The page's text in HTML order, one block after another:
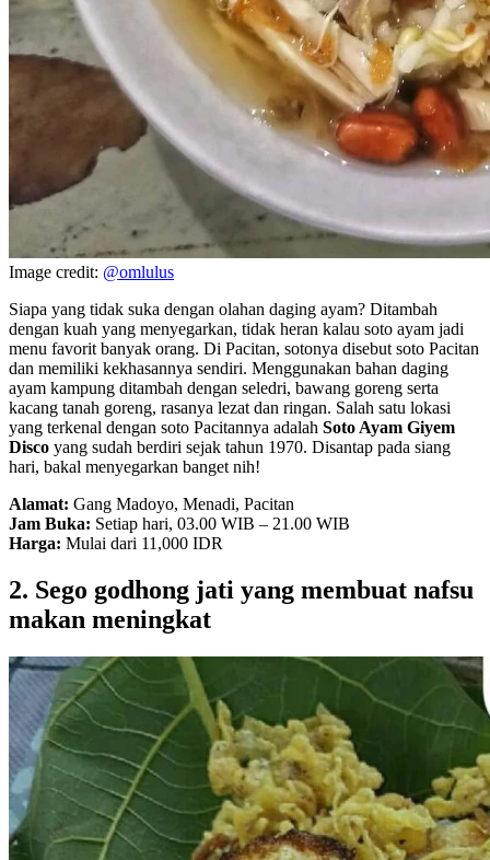
Image credit: @omlulus
Siapa yang tidak suka dengan olahan daging ayam? Ditambah
dengan kuah yang menyegarkan, tidak heran kalau soto ayam jadi
menu favorit banyak orang. Di Pacitan, sotonya disebut soto Pacitan
dan memiliki kekhasannya sendiri. Menggunakan bahan daging
ayam kampung ditambah dengan seledri, bawang goreng serta
kacang tanah goreng, rasanya lezat dan ringan. Salah satu lokasi
yang terkenal dengan soto Pacitannya adalah Soto Ayam Giyem
Disco yang sudah berdiri sejak tahun 1970. Disantap pada siang
hari, bakal menyegarkan banget nih!
Alamat: Gang Madoyo, Menadi, Pacitan
Jam Buka: Setiap hari, 03.00 WIB – 21.00 WIB
Harga: Mulai dari 11,000 IDR
2. Sego godhong jati yang membuat nafsu
makan meningkat